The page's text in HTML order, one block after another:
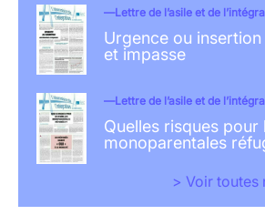
Lettre de l’asile et de
Urgence ou
et impasse
Lettre de l’asile et de
Quelles risques pour
monoparentales
> Voir toutes